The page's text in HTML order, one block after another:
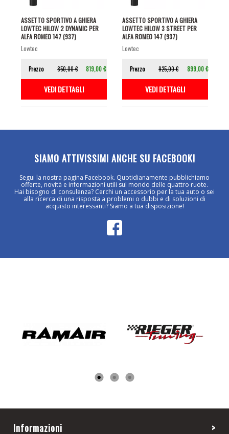
ASSETTO SPORTIVO A GHIERA
LOWTEC HILOW 2 DYNAMIC PER
ALFA ROMEO 147 (937)
lowtec
Prezzo 850,00 € 819,00 €
VEDI DETTAGLI
ASSETTO SPORTIVO A GHIERA
LOWTEC HILOW 3 STREET PER
ALFA ROMEO 147 (937)
lowtec
Prezzo 925,00 € 899,00 €
VEDI DETTAGLI
SIAMO ATTIVISSIMI ANCHE SU FACEBOOK!
Segui la nostra pagina Facebook. Quotidianamente pubblichiamo
offerte, novità e informazioni utili sul mondo delle quattro ruote.
Hai bisogno di consulenza? Cerchi un accessorio per la tua auto o sei
alla ricerca di una risposta a problemi o dubbi e di soluzioni di
acquisto interessanti? Siamo a tua disposizione!
Informazioni